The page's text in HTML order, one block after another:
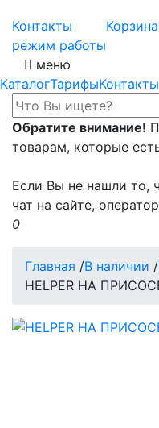
Контакты
режим работы
Корзина
меню
КаталогТарифы
Обратите внимание!
товарам, которые
Если Вы не нашли то,
чат на сайте,
0
Главная /В наличии /
HELPER НА